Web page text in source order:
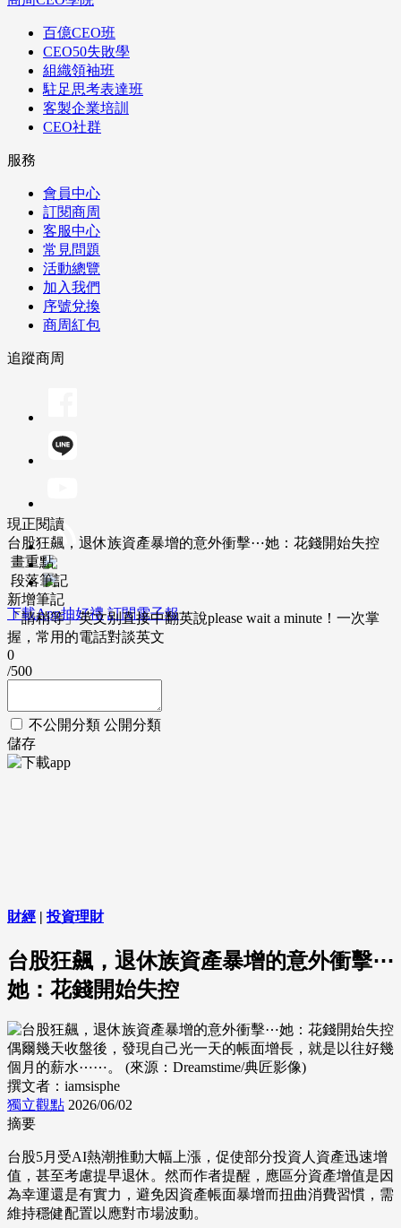
百億CEO班
CEO50失敗學
組織領袖班
駐足思考表達班
客製企業培訓
CEO社群
服務
會員中心
訂閱商周
客服中心
常見問題
活動總覽
加入我們
序號兌換
商周紅包
追蹤商周
下載App抽好禮 訂閱電子報
現正閱讀
台股狂飆，退休族資產暴增的意外衝擊⋯她：花錢開始失控
畫重點
段落筆記
新增筆記
「請稍等」英文別直接中翻英說please wait a minute！一次掌
握，常用的電話對談英文
0
/500
不公開分類 公開分類
儲存
財經 | 投資理財
台股狂飆，退休族資產暴增的意外衝擊⋯
她：花錢開始失控
偶爾幾天收盤後，發現自己光一天的帳面增長，就是以往好幾
個月的薪水⋯⋯。 (來源：Dreamstime/典匠影像)
撰文者：iamsisphe
獨立觀點 2026/06/02
摘要
台股5月受AI熱潮推動大幅上漲，促使部分投資人資產迅速增
值，甚至考慮提早退休。然而作者提醒，應區分資產增值是因
為幸運還是有實力，避免因資產帳面暴增而扭曲消費習慣，需
維持穩健配置以應對市場波動。